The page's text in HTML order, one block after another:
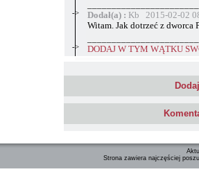
->
Dodał(a) : Kb 2015-02-02
Witam. Jak dotrzeć z
->
DODAJ W TYM WĄTKU
Strona zawiera najczęściej